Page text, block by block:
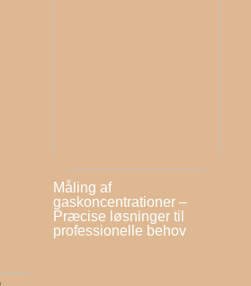
Måling af
gaskoncentrationer –
Præcise løsninger til
professionelle behov